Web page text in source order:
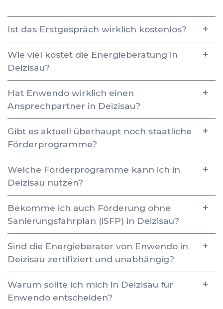
Ist das Erstgespräch wirklich kostenlos?
Wie viel kostet die Energieberatung in
Deizisau?
Hat Enwendo wirklich einen
Ansprechpartner in Deizisau?
Gibt es aktuell überhaupt noch staatliche
Förderprogramme?
Welche Förderprogramme kann ich in
Deizisau nutzen?
Bekomme ich auch Förderung ohne
Sanierungsfahrplan (iSFP) in Deizisau?
Sind die Energieberater von Enwendo in
Deizisau zertifiziert und unabhängig?
Warum sollte ich mich in Deizisau für
Enwendo entscheiden?